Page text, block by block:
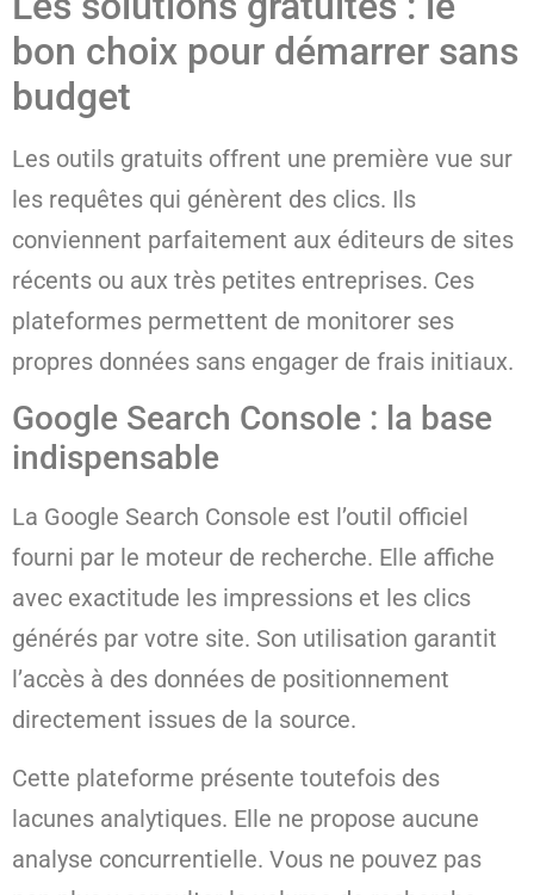
bon choix pour démarrer sans
budget
Les outils gratuits offrent une première vue sur
les requêtes qui génèrent des clics. Ils
conviennent parfaitement aux éditeurs de sites
récents ou aux très petites entreprises. Ces
plateformes permettent de monitorer ses
propres données sans engager de frais initiaux.
Google Search Console : la base
indispensable
La Google Search Console est l’outil officiel
fourni par le moteur de recherche. Elle affiche
avec exactitude les impressions et les clics
générés par votre site. Son utilisation garantit
l’accès à des données de positionnement
directement issues de la source.
Cette plateforme présente toutefois des
lacunes analytiques. Elle ne propose aucune
analyse concurrentielle. Vous ne pouvez pas